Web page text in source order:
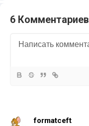
6 Комментариев
formatceft